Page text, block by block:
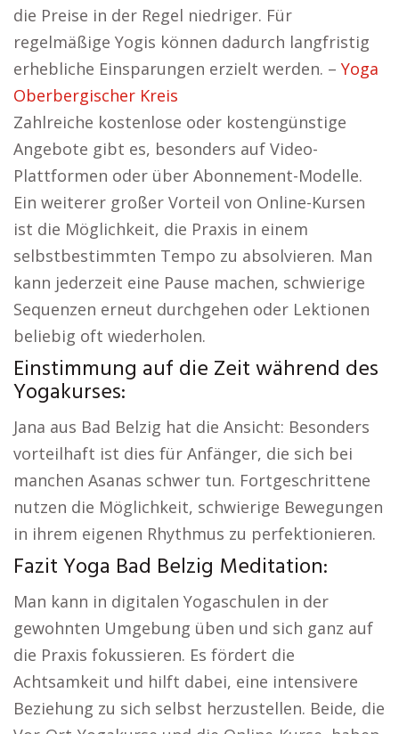
die Preise in der Regel niedriger. Für
regelmäßige Yogis können dadurch langfristig
erhebliche Einsparungen erzielt werden. – Yoga
Oberbergischer Kreis
Zahlreiche kostenlose oder kostengünstige
Angebote gibt es, besonders auf Video-
Plattformen oder über Abonnement-Modelle.
Ein weiterer großer Vorteil von Online-Kursen
ist die Möglichkeit, die Praxis in einem
selbstbestimmten Tempo zu absolvieren. Man
kann jederzeit eine Pause machen, schwierige
Sequenzen erneut durchgehen oder Lektionen
beliebig oft wiederholen.
Einstimmung auf die Zeit während des
Yogakurses:
Jana aus Bad Belzig hat die Ansicht: Besonders
vorteilhaft ist dies für Anfänger, die sich bei
manchen Asanas schwer tun. Fortgeschrittene
nutzen die Möglichkeit, schwierige Bewegungen
in ihrem eigenen Rhythmus zu perfektionieren.
Fazit Yoga Bad Belzig Meditation:
Man kann in digitalen Yogaschulen in der
gewohnten Umgebung üben und sich ganz auf
die Praxis fokussieren. Es fördert die
Achtsamkeit und hilft dabei, eine intensivere
Beziehung zu sich selbst herzustellen. Beide, die